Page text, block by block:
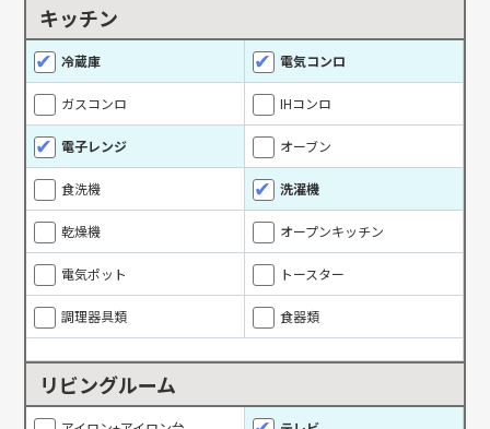
キッチン
冷蔵庫 電気コンロ
ガスコンロ IHコンロ
電子レンジ オーブン
食洗機 洗濯機
乾燥機 オープンキッチン
電気ポット トースター
調理器具類 食器類
リビングルーム